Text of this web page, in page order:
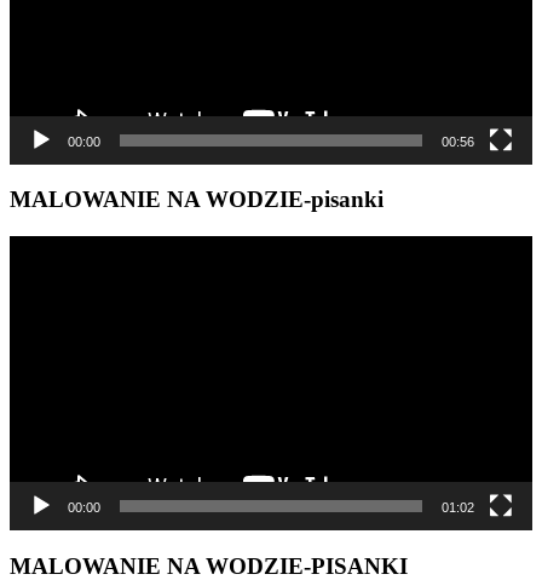
00:00 00:56
MALOWANIE NA WODZIE-pisanki
00:00 01:02
MALOWANIE NA WODZIE-PISANKI